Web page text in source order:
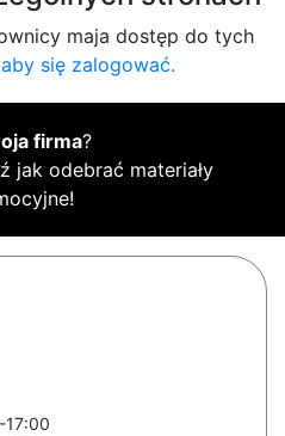
maja dostęp do tych
się zalogować.
firma?
jak odebrać materiały